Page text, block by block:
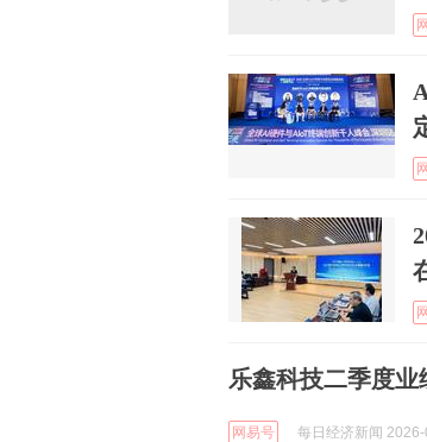
乐鑫科技二季度
网易号 每日经济新闻